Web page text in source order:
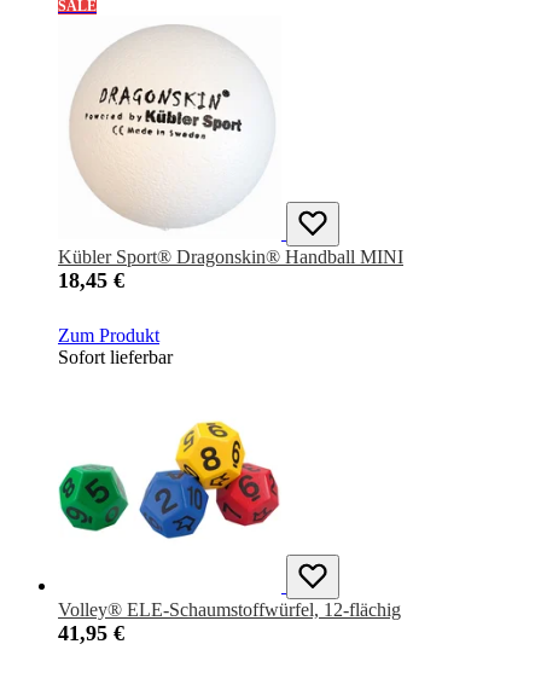
SALE
Kübler Sport® Dragonskin® Handball MINI
18,45 €
Zum Produkt
Sofort lieferbar
Volley® ELE-Schaumstoffwürfel, 12-flächig
41,95 €